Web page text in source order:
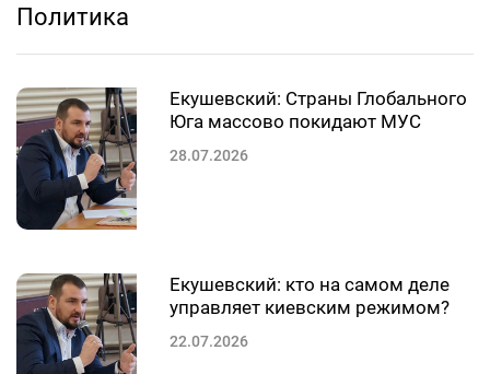
Политика
Екушевский: Страны Глобального
Юга массово покидают МУС
28.07.2026
Екушевский: кто на самом деле
управляет киевским режимом?
22.07.2026